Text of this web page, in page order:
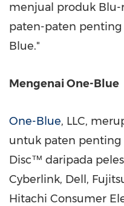
menjual produk
paten-paten
Blue."
Mengenai One-Blue
One-Blue, LLC,
untuk paten penting
Disc™ daripada
Cyberlink, Dell,
Hitachi Consumer